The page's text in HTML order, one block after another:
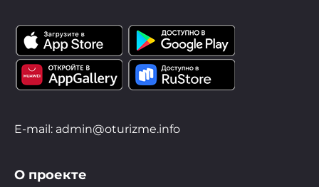
E-mail: admin@oturizme.info
О проекте